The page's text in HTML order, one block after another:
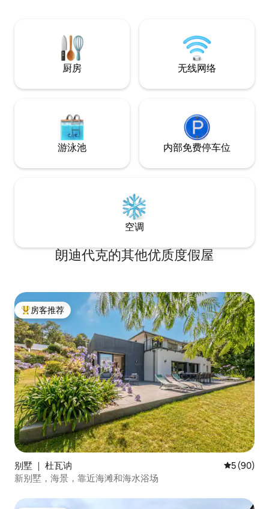
厨房 无线网络
游泳池 内部免费停车位
空调
朗迪代克的其他优质度假屋
热门「房客推荐」
房客推荐
别墅 ｜ 杜瓦讷 平均评分
5 (90)
新别墅，海景，靠近海滩和海水浴场